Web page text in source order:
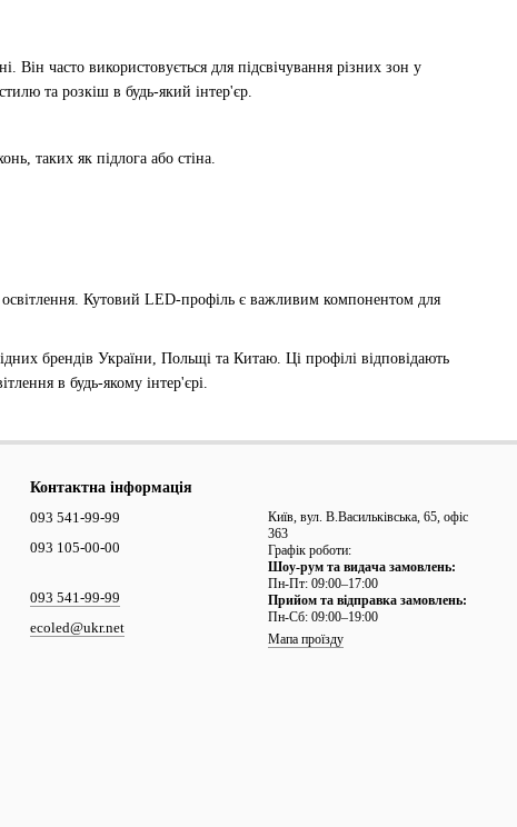
Він часто використовується для підсвічування різних зон у
та розкіш в будь-який інтер'єр.
таких як підлога або стіна.
Кутовий LED-профіль є важливим компонентом для
брендів України, Польщі та Китаю. Ці профілі відповідають
в будь-якому інтер'єрі.
Контактна інформація
093 541-99-99
093 105-00-00
093 541-99-99
ecoled@ukr.net
Київ, вул. В.Васильківська, 65, офіс
363
Графік роботи:
Шоу-рум та видача замовлень:
Пн-Пт: 09:00–17:00
Прийом та відправка замовлень:
Пн-Сб: 09:00–19:00
Мапа проїзду